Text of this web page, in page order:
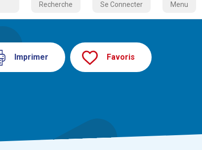
Menu
Recherche
Se Connecter
Imprimer Favoris